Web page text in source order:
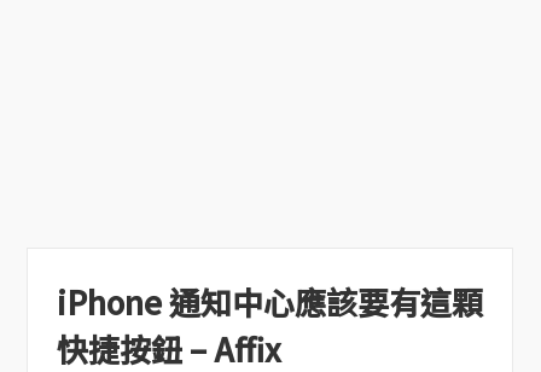
iPhone 通知中心應該要有這顆
快捷按鈕 – Affix